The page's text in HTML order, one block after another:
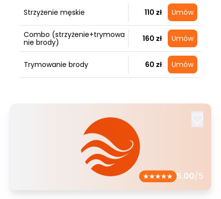
Strzyżenie męskie 110 zł Umów
Combo (strzyżenie+trymowa
nie brody)
160 zł Umów
Trymowanie brody 60 zł Umów
5.00/5